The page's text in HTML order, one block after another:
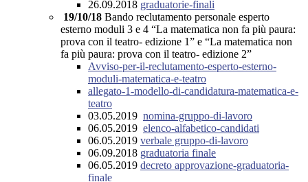
26.09.2018 graduatorie-finali
19/10/18 Bando reclutamento personale esperto
esterno moduli 3 e 4 “La matematica non fa più paura:
prova con il teatro- edizione 1” e “La matematica non
fa più paura: prova con il teatro- edizione 2”
Avviso-per-il-reclutamento-esperto-esterno-
moduli-matematica-e-teatro
allegato-1-modello-di-candidatura-matematica-e-
teatro
03.05.2019 nomina-gruppo-di-lavoro
06.05.2019 elenco-alfabetico-candidati
06.05.2019 verbale gruppo-di-lavoro
06.09.2018 graduatoria finale
06.05.2019 decreto approvazione-graduatoria-
finale